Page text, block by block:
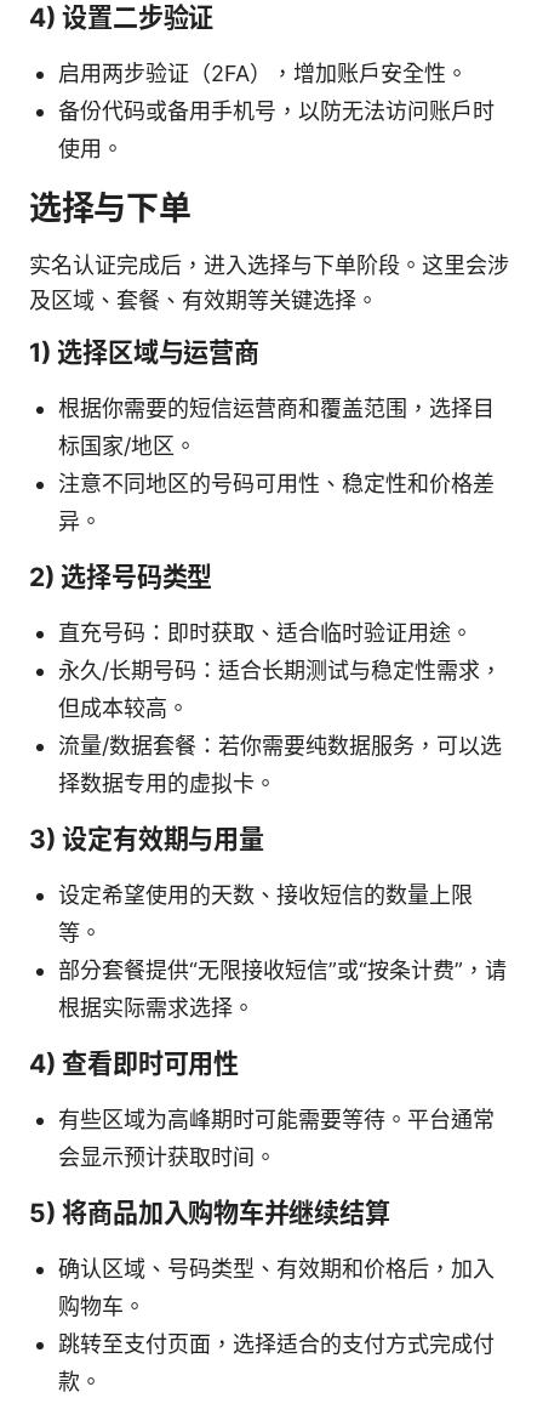
4) 设置二步验证
启用两步验证（2FA），增加账户安全性。
备份代码或备用手机号，以防无法访问账户时
使用。
选择与下单
实名认证完成后，进入选择与下单阶段。这里会涉
及区域、套餐、有效期等关键选择。
1) 选择区域与运营商
根据你需要的短信运营商和覆盖范围，选择目
标国家/地区。
注意不同地区的号码可用性、稳定性和价格差
异。
2) 选择号码类型
直充号码：即时获取、适合临时验证用途。
永久/长期号码：适合长期测试与稳定性需求，
但成本较高。
流量/数据套餐：若你需要纯数据服务，可以选
择数据专用的虚拟卡。
3) 设定有效期与用量
设定希望使用的天数、接收短信的数量上限
等。
部分套餐提供“无限接收短信”或“按条计费”，请
根据实际需求选择。
4) 查看即时可用性
有些区域为高峰期时可能需要等待。平台通常
会显示预计获取时间。
5) 将商品加入购物车并继续结算
确认区域、号码类型、有效期和价格后，加入
购物车。
跳转至支付页面，选择适合的支付方式完成付
款。